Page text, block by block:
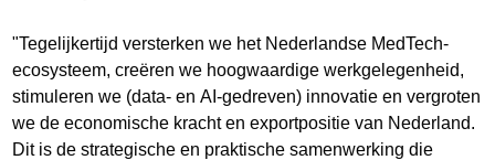
"Tegelijkertijd versterken we het Nederlandse MedTech-
ecosysteem, creëren we hoogwaardige werkgelegenheid,
stimuleren we (data- en AI-gedreven) innovatie en vergroten
we de economische kracht en exportpositie van Nederland.
Dit is de strategische en praktische samenwerking die